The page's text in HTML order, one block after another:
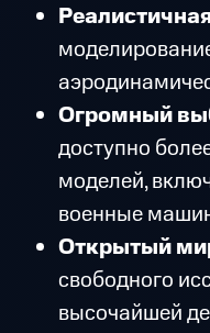
Огромный
доступно
моделей,
военные
Открытый
свободного
высочайшей